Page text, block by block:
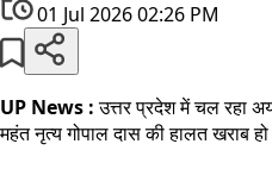
01 Jul 2026 02:26 PM
UP News :उत्तर प्रदेश में चल रहा
महंत नृत्य गोपाल दास की हालत खराब